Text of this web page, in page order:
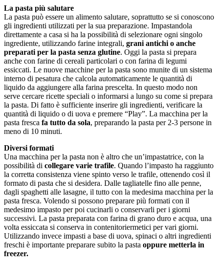
La pasta più salutare
La pasta può essere un alimento salutare, soprattutto se si conoscono
gli ingredienti utilizzati per la sua preparazione. Impastandola
direttamente a casa si ha la possibilità di selezionare ogni singolo
ingrediente, utilizzando farine integrali, grani antichi o anche
preparati per la pasta senza glutine. Oggi la pasta si prepara
anche con farine di cereali particolari o con farina di legumi
essiccati. Le nuove macchine per la pasta sono munite di un sistema
interno di pesatura che calcola automaticamente le quantità di
liquido da aggiungere alla farina prescelta. In questo modo non
serve cercare ricette speciali o informarsi a lungo su come si prepara
la pasta. Di fatto è sufficiente inserire gli ingredienti, verificare la
quantità di liquido o di uova e premere “Play”. La macchina per la
pasta fresca fa tutto da sola, preparando la pasta per 2-3 persone in
meno di 10 minuti.
Diversi formati
Una macchina per la pasta non è altro che un’impastatrice, con la
possibilità di collegare varie trafile. Quando l’impasto ha raggiunto
la corretta consistenza viene spinto verso le trafile, ottenendo così il
formato di pasta che si desidera. Dalle tagliatelle fino alle penne,
dagli spaghetti alle lasagne, il tutto con la medesima macchina per la
pasta fresca. Volendo si possono preparare più formati con il
medesimo impasto per poi cucinarli o conservarli per i giorni
successivi. La pasta preparata con farina di grano duro e acqua, una
volta essiccata si conserva in contenitoriermetici per vari giorni.
Utilizzando invece impasti a base di uova, spinaci o altri ingredienti
freschi è importante preparare subito la pasta oppure metterla in
freezer.